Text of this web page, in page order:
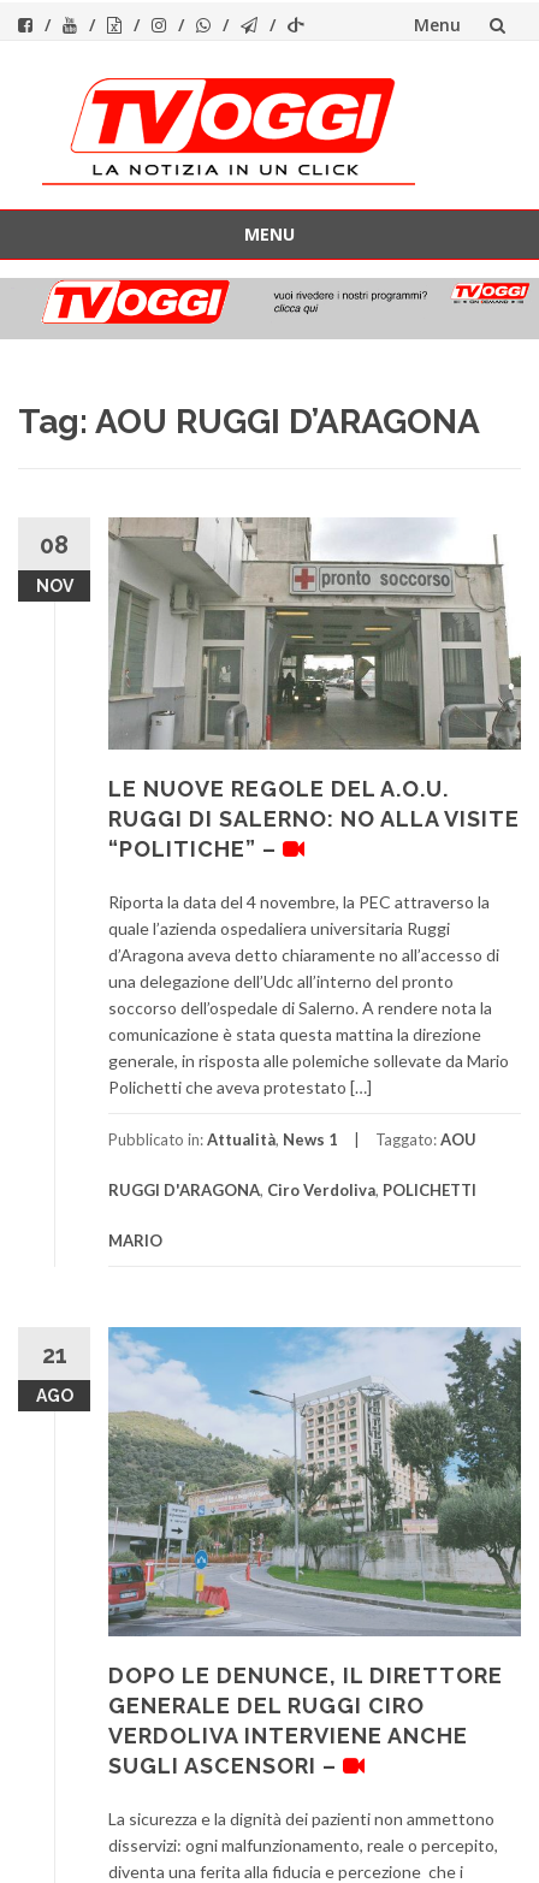
Menu
contenuto
MENU
contenuto
Tag: AOU RUGGI D’ARAGONA
08
NOV
LE NUOVE REGOLE DEL A.O.U.
RUGGI DI SALERNO: NO ALLA VISITE
“POLITICHE” –
Riporta la data del 4 novembre, la PEC attraverso la
quale l’azienda ospedaliera universitaria Ruggi
d’Aragona aveva detto chiaramente no all’accesso di
una delegazione dell’Udc all’interno del pronto
soccorso dell’ospedale di Salerno. A rendere nota la
comunicazione è stata questa mattina la direzione
generale, in risposta alle polemiche sollevate da Mario
Polichetti che aveva protestato […]
Pubblicato in:Attualità, News 1 Taggato:AOU
RUGGI D'ARAGONA, Ciro Verdoliva, POLICHETTI
MARIO
21
AGO
DOPO LE DENUNCE, IL DIRETTORE
GENERALE DEL RUGGI CIRO
VERDOLIVA INTERVIENE ANCHE
SUGLI ASCENSORI –
La sicurezza e la dignità dei pazienti non ammettono
disservizi: ogni malfunzionamento, reale o percepito,
diventa una ferita alla fiducia e percezione che i